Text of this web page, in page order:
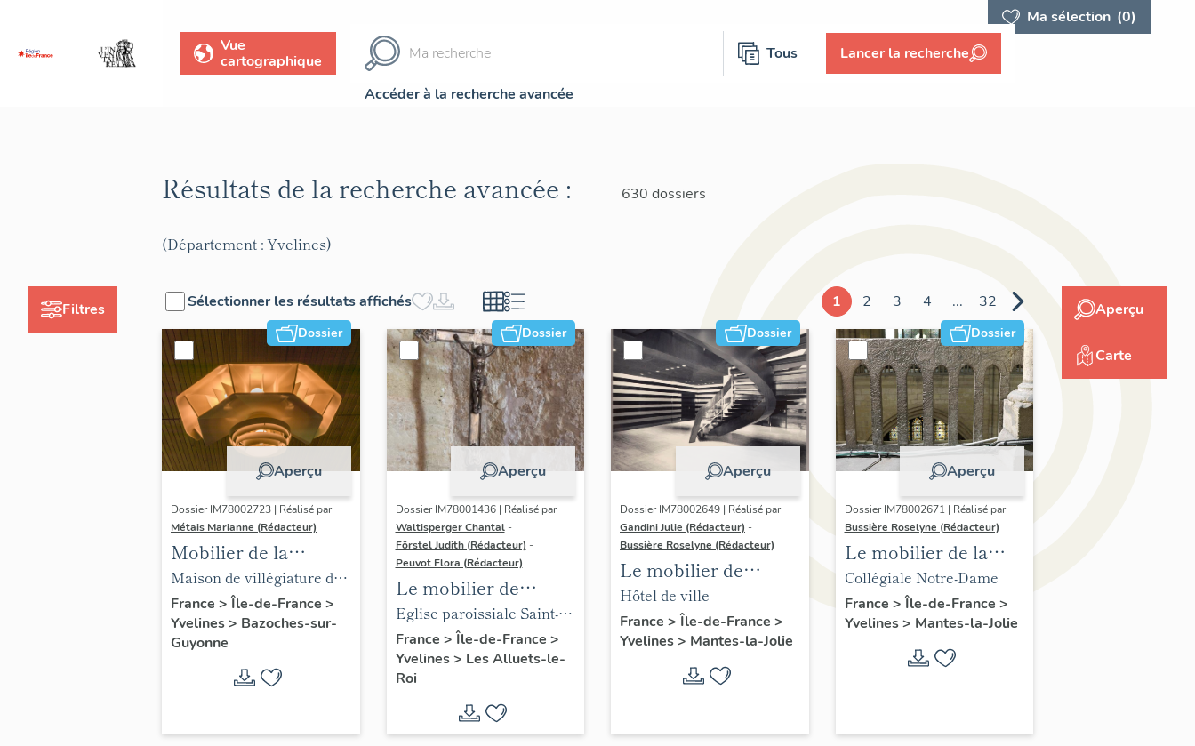
Ma sélection (0)
Vue
cartographique
Tous Lancer la recherche
Accéder à la recherche avancée
Filtres
Résultats de la recherche avancée : 630 dossiers
(Département : Yvelines)
Sélectionner les résultats affichés 1 2 3 4 ... 32
Dossier
Aperçu
Dossier IM78002723 | Réalisé par
Métais Marianne (Rédacteur)
Mobilier de la
maison Louis Carré
Maison de villégiature dite
maison Louis Carré
France > Île-de-France >
Yvelines> Bazoches-sur-
Guyonne
Dossier
Aperçu
Dossier IM78001436 | Réalisé par
Waltisperger Chantal -
Förstel Judith (Rédacteur) -
Peuvot Flora (Rédacteur)
Le mobilier de
l'église paroissiale
Saint-Nicolas
Eglise paroissiale Saint-
Nicolas
France > Île-de-France >
Yvelines> Les Alluets-le-
Roi
Dossier
Aperçu
Dossier IM78002649 | Réalisé par
Gandini Julie (Rédacteur) -
Bussière Roselyne (Rédacteur)
Le mobilier de
l'hôtel de ville
Hôtel de ville
France > Île-de-France >
Yvelines> Mantes-la-Jolie
Dossier
Aperçu
Dossier IM78002671 | Réalisé par
Bussière Roselyne (Rédacteur)
Le mobilier de la
collégiale
Collégiale Notre-Dame
France > Île-de-France >
Yvelines> Mantes-la-Jolie
Aperçu
Carte